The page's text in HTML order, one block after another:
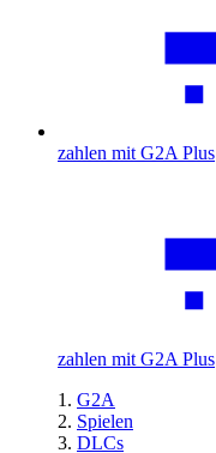
zahlen mit G2A Plus
zahlen mit G2A Plus
G2A
Spielen
DLCs